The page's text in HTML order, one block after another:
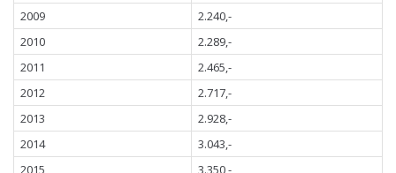
2009
2.240,-
2010
2.289,-
2011
2.465,-
2012
2.717,-
2013
2.928,-
2014
3.043,-
2015
3.350,-